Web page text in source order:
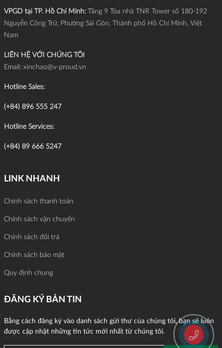
VPGD tại TP. Hồ Chí Minh: Tầng 9 Tòa nhà TNR Tower số 180-192
Nguyễn Công Trứ, Phường Sài Gòn, Thành phố Hồ Chí Minh, Việt
Nam
LIÊN HỆ VỚI CHÚNG TÔI
Email: xinchao@v-proud.vn
Hotline Sales:
(+84) 896 555 247
Hotline Services:
(+84) 89 666 5247
LINK NHANH
Chính sách thanh toán
Chính sách vận chuyển
Chính sách đổi trả
Chính sách bảo mật
Quy định chung
ĐĂNG KÝ BẢN TIN
Bằng cách đăng ký vào danh sách gửi thư của chúng tôi, bạn sẽ luôn
được cập nhật những tin tức mới nhất từ chúng tôi.